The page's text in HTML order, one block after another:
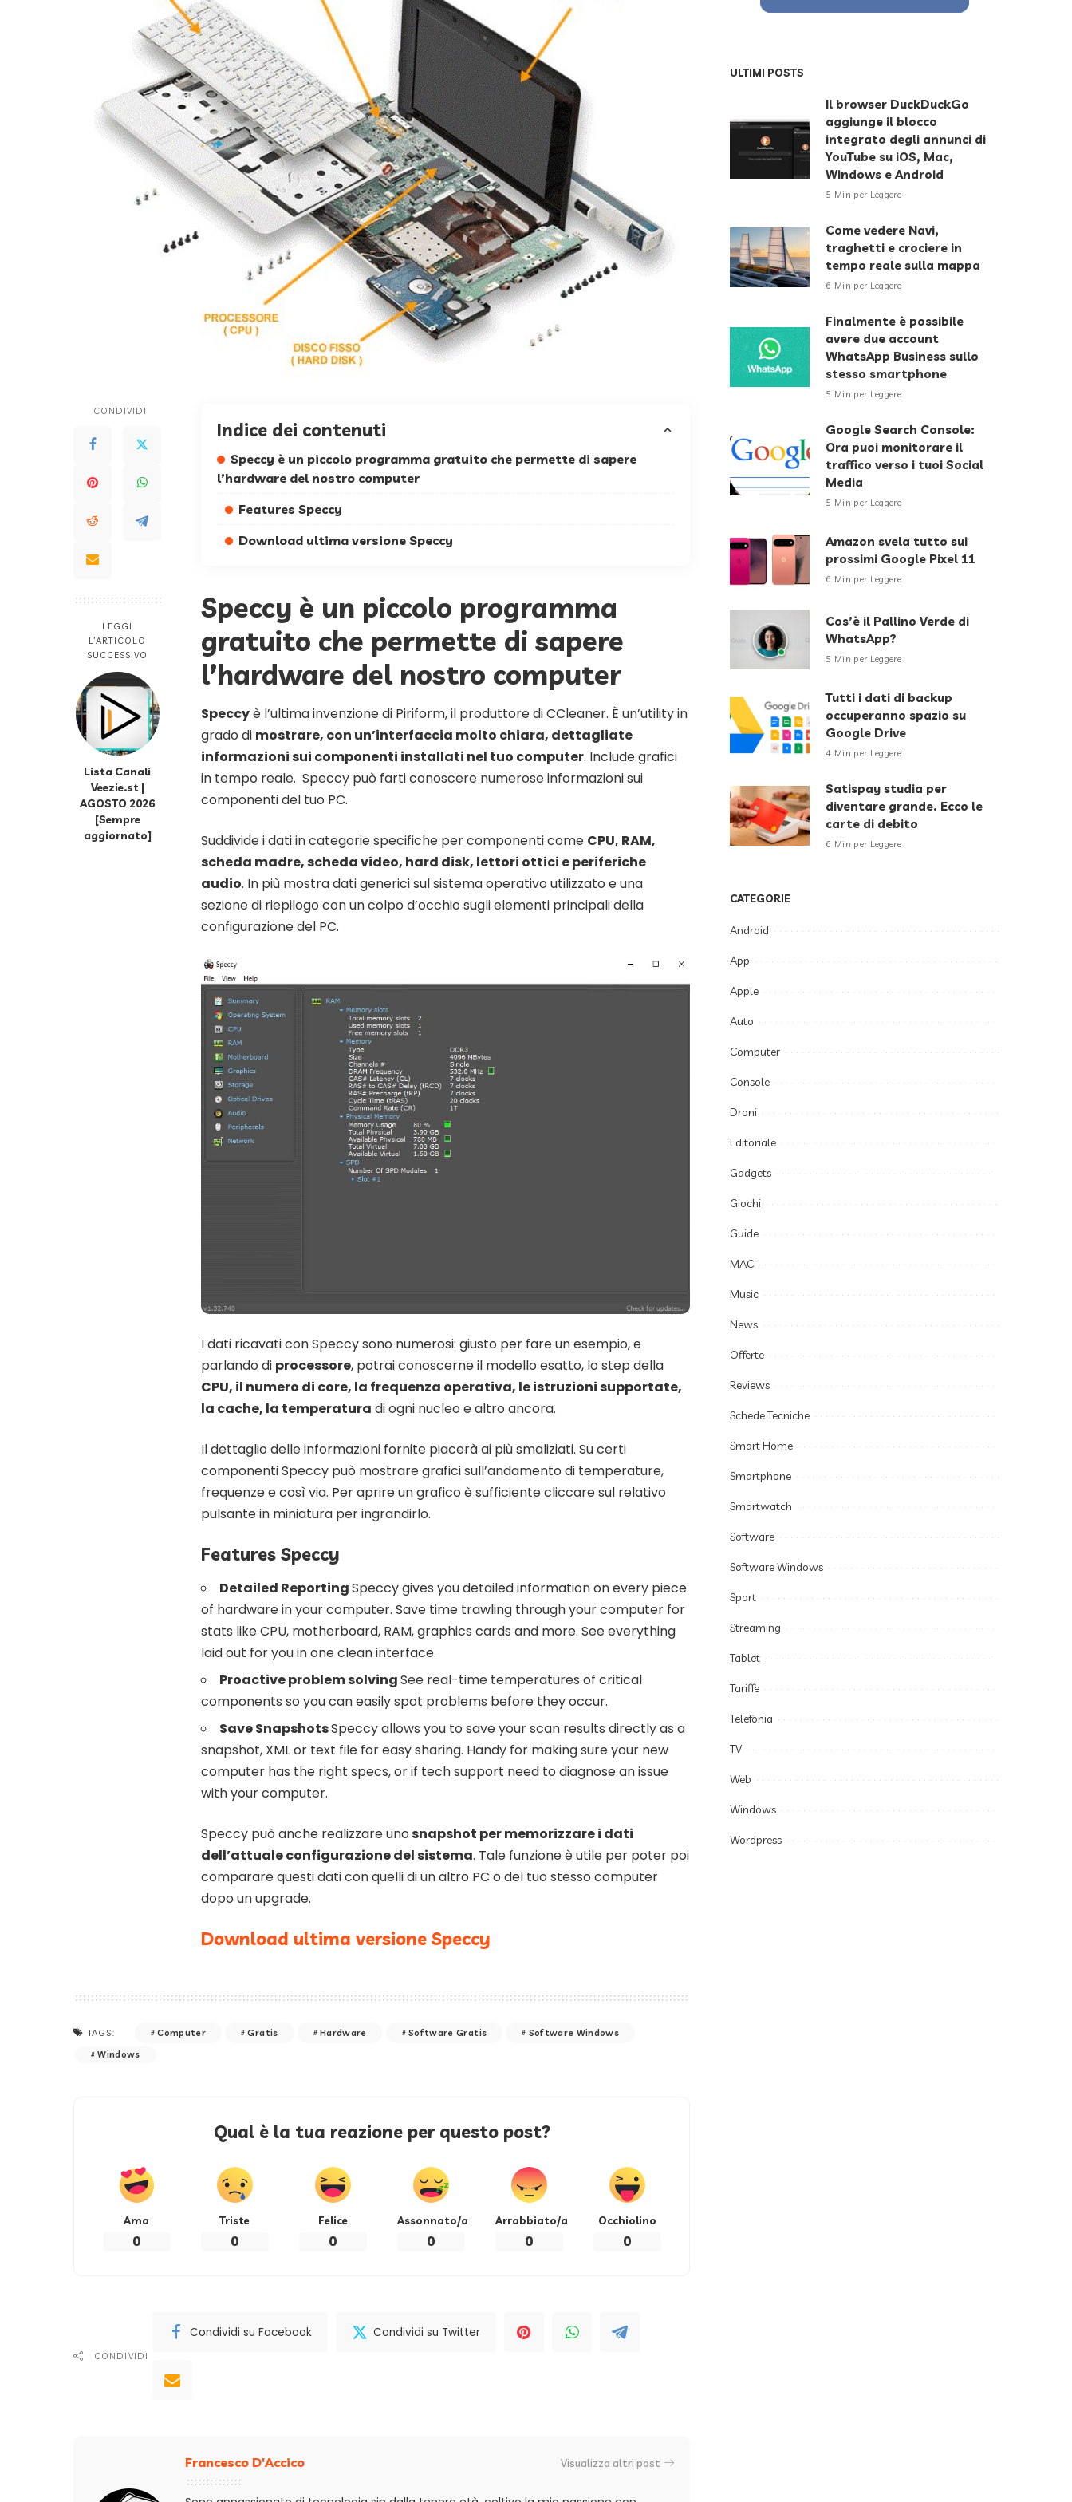
CONDIVIDI
LEGGI
L’ARTICOLO
SUCCESSIVO
Lista Canali
Veezie.st |
AGOSTO 2026
[Sempre
aggiornato]
Indice dei contenuti
Speccy è un piccolo programma gratuito che permette di sapere
l’hardware del nostro computer
Features Speccy
Download ultima versione Speccy
Speccy è un piccolo programma
gratuito che permette di sapere
l’hardware del nostro computer
Speccyè l’ultima invenzione di Piriform, il produttore di CCleaner. È un’utility in
grado di mostrare, con un’interfaccia molto chiara, dettagliate
informazioni sui componenti installati nel tuo computer. Include grafici
in tempo reale. Speccy può farti conoscere numerose informazioni sui
componenti del tuo PC.
Suddivide i dati in categorie specifiche per componenti come CPU, RAM,
scheda madre, scheda video, hard disk, lettori ottici e periferiche
audio. In più mostra dati generici sul sistema operativo utilizzato e una
sezione di riepilogo con un colpo d’occhio sugli elementi principali della
configurazione del PC.
I dati ricavati con Speccy sono numerosi: giusto per fare un esempio, e
parlando di processore, potrai conoscerne il modello esatto, lo step della
CPU, il numero di core, la frequenza operativa, le istruzioni supportate,
la cache, la temperatura di ogni nucleo e altro ancora.
Il dettaglio delle informazioni fornite piacerà ai più smaliziati. Su certi
componenti Speccy può mostrare grafici sull’andamento di temperature,
frequenze e così via. Per aprire un grafico è sufficiente cliccare sul relativo
pulsante in miniatura per ingrandirlo.
Features Speccy
Detailed ReportingSpeccy gives you detailed information on every piece
of hardware in your computer. Save time trawling through your computer for
stats like CPU, motherboard, RAM, graphics cards and more. See everything
laid out for you in one clean interface.
Proactive problem solvingSee real-time temperatures of critical
components so you can easily spot problems before they occur.
Save SnapshotsSpeccy allows you to save your scan results directly as a
snapshot, XML or text file for easy sharing. Handy for making sure your new
computer has the right specs, or if tech support need to diagnose an issue
with your computer.
Speccy può anche realizzare unosnapshot per memorizzare i dati
dell’attuale configurazione del sistema. Tale funzione è utile per poter poi
comparare questi dati con quelli di un altro PC o del tuo stesso computer
dopo un upgrade.
Download ultima versione Speccy
TAGS: Computer Gratis Hardware Software Gratis
Software Windows
Windows
Qual è la tua reazione per questo post?
Ama
0
Triste
0
Felice
0
Assonnato/a
0
Arrabbiato/a
0
Occhiolino
0
CONDIVIDI
Condividi su Facebook Condividi su Twitter
Francesco D'Accico Visualizza altri post
ULTIMI POSTS
Il browser DuckDuckGo
aggiunge il blocco
integrato degli annunci di
YouTube su iOS, Mac,
Windows e Android
5 Min per Leggere
Come vedere Navi,
traghetti e crociere in
tempo reale sulla mappa
6 Min per Leggere
Finalmente è possibile
avere due account
WhatsApp Business sullo
stesso smartphone
5 Min per Leggere
Google Search Console:
Ora puoi monitorare il
traffico verso i tuoi Social
Media
5 Min per Leggere
Amazon svela tutto sui
prossimi Google Pixel 11
6 Min per Leggere
Cos’è il Pallino Verde di
WhatsApp?
5 Min per Leggere
Tutti i dati di backup
occuperanno spazio su
Google Drive
4 Min per Leggere
Satispay studia per
diventare grande. Ecco le
carte di debito
6 Min per Leggere
CATEGORIE
Android
App
Apple
Auto
Computer
Console
Droni
Editoriale
Gadgets
Giochi
Guide
MAC
Music
News
Offerte
Reviews
Schede Tecniche
Smart Home
Smartphone
Smartwatch
Software
Software Windows
Sport
Streaming
Tablet
Tariffe
Telefonia
TV
Web
Windows
Wordpress